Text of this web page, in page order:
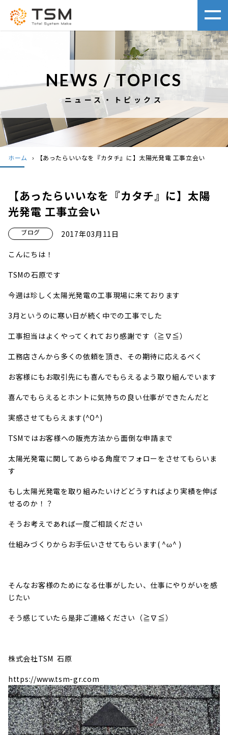
NEWS / TOPICS
ニュース・トピックス
ホーム › 【あったらいいなを『カタチ』に】太陽光発電 工事立会い
【あったらいいなを『カタチ』に】太陽
光発電 工事立会い
ブログ
2017年03月11日
こんにちは！
TSMの石原です
今週は珍しく太陽光発電の工事現場に来ております
3月というのに寒い日が続く中での工事でした
工事担当はよくやってくれており感謝です（≧∇≦）
工務店さんから多くの依頼を頂き、その期待に応えるべく
お客様にもお取引先にも喜んでもらえるよう取り組んでいます
喜んでもらえるとホントに気持ちの良い仕事ができたんだと
実感させてもらえます(^O^)
TSMではお客様への販売方法から面倒な申請まで
太陽光発電に関してあらゆる角度でフォローをさせてもらいま
す
もし太陽光発電を取り組みたいけどどうすればより実績を伸ば
せるのか！？
そうお考えであれば一度ご相談ください
仕組みづくりからお手伝いさせてもらいます( ^ω^ )
そんなお客様のためになる仕事がしたい、仕事にやりがいを感
じたい
そう感じていたら是非ご連絡ください（≧∇≦）
株式会社TSM 石原
https://www.tsm-gr.com